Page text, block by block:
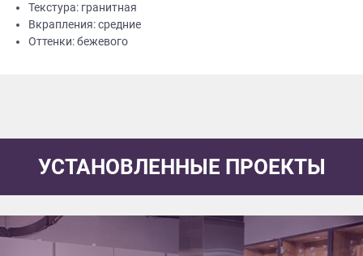
Текстура: гранитная
Вкрапления: средние
Оттенки: бежевого
УСТАНОВЛЕННЫЕ ПРОЕКТЫ